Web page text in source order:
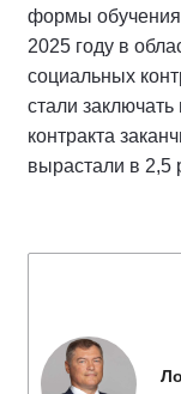
формы
2025 году в
социальных
стали
контракта
вырастали в 2,5